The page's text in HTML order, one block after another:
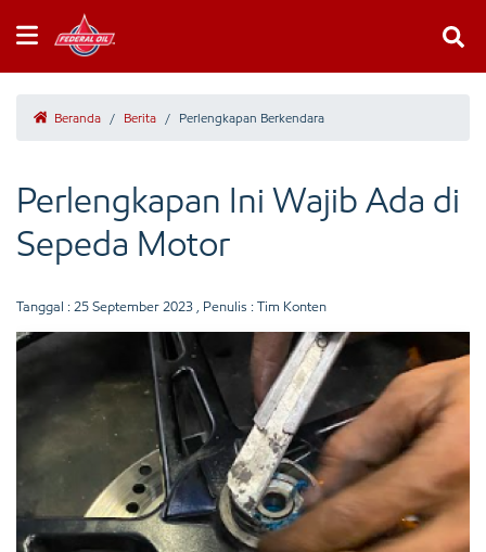
Beranda / Berita / Perlengkapan Berkendara
Perlengkapan Ini Wajib Ada di
Sepeda Motor
Tanggal : 25 September 2023 , Penulis : Tim Konten